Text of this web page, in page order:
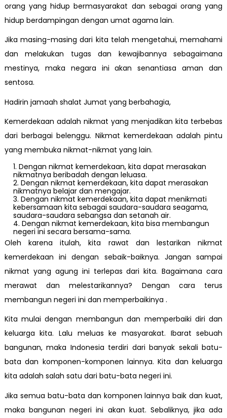
orang yang hidup bermasyarakat dan sebagai orang yang
hidup berdampingan dengan umat agama lain.
Jika masing-masing dari kita telah mengetahui, memahami
dan melakukan tugas dan kewajibannya sebagaimana
mestinya, maka negara ini akan senantiasa aman dan
sentosa.
Hadirin jamaah shalat Jumat yang berbahagia,
Kemerdekaan adalah nikmat yang menjadikan kita terbebas
dari berbagai belenggu. Nikmat kemerdekaan adalah pintu
yang membuka nikmat-nikmat yang lain.
Dengan nikmat kemerdekaan, kita dapat merasakan
nikmatnya beribadah dengan leluasa.
Dengan nikmat kemerdekaan, kita dapat merasakan
nikmatnya belajar dan mengajar.
Dengan nikmat kemerdekaan, kita dapat menikmati
kebersamaan kita sebagai saudara-saudara seagama,
saudara-saudara sebangsa dan setanah air.
Dengan nikmat kemerdekaan, kita bisa membangun
negeri ini secara bersama-sama.
Oleh karena itulah, kita rawat dan lestarikan nikmat
kemerdekaan ini dengan sebaik-baiknya. Jangan sampai
nikmat yang agung ini terlepas dari kita. Bagaimana cara
merawat dan melestarikannya? Dengan cara terus
membangun negeri ini dan memperbaikinya .
Kita mulai dengan membangun dan memperbaiki diri dan
keluarga kita. Lalu meluas ke masyarakat. Ibarat sebuah
bangunan, maka Indonesia terdiri dari banyak sekali batu-
bata dan komponen-komponen lainnya. Kita dan keluarga
kita adalah salah satu dari batu-bata negeri ini.
Jika semua batu-bata dan komponen lainnya baik dan kuat,
maka bangunan negeri ini akan kuat. Sebaliknya, jika ada